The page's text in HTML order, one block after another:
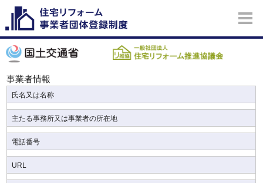
事業者情報
氏名又は名称
主たる事務所又は事業者の所在地
電話番号
URL